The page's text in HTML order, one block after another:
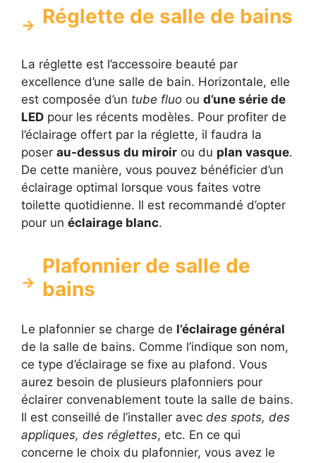
Réglette de salle de bains
La réglette est l’accessoire beauté par
excellence d’une salle de bain. Horizontale, elle
est composée d’un tube fluo ou d’une série de
LED pour les récents modèles. Pour profiter de
l’éclairage offert par la réglette, il faudra la
poser au-dessus du miroir ou du plan vasque.
De cette manière, vous pouvez bénéficier d’un
éclairage optimal lorsque vous faites votre
toilette quotidienne. Il est recommandé d’opter
pour un éclairage blanc.
Plafonnier de salle de
bains
Le plafonnier se charge de l’éclairage général
de la salle de bains. Comme l’indique son nom,
ce type d’éclairage se fixe au plafond. Vous
aurez besoin de plusieurs plafonniers pour
éclairer convenablement toute la salle de bains.
Il est conseillé de l’installer avec des spots, des
appliques, des réglettes, etc. En ce qui
concerne le choix du plafonnier, vous avez le